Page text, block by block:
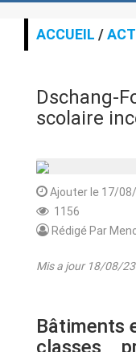
ACTUALITE
ART & CULTURE &
ASSAINISSEMENT
BREAKING-NEWS
ACCUEIL /
Dschang-
scolaire
Ajouter le 17/
1156
Rédigé Par
Mis a jour 18/08/
Bâtiments
classes